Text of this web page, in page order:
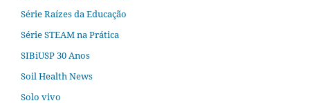
Série Raízes da Educação
Série STEAM na Prática
SIBiUSP 30 Anos
Soil Health News
Solo vivo